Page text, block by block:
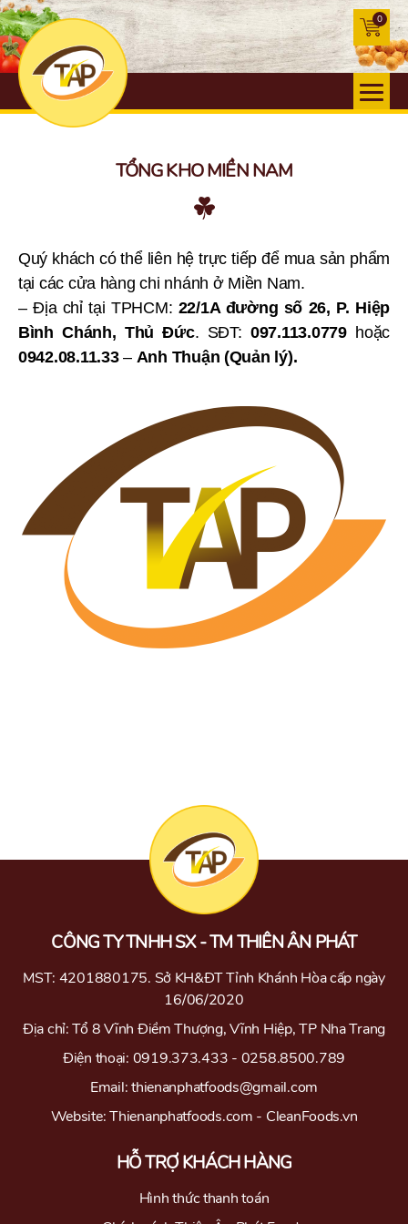
0
TỔNG KHO MIỀN NAM
Quý khách có thể liên hệ trực tiếp để mua sản phẩm
tại các cửa hàng chi nhánh ở Miền Nam.
– Địa chỉ tại TPHCM: 22/1A đường số 26, P. Hiệp
Bình Chánh, Thủ Đức. SĐT: 097.113.0779hoặc
0942.08.11.33– Anh Thuận (Quản lý).
CÔNG TY TNHH SX - TM THIÊN ÂN PHÁT
MST: 4201880175. Sở KH&ĐT Tỉnh Khánh Hòa cấp ngày
16/06/2020
Địa chỉ: Tổ 8 Vĩnh Điềm Thượng, Vĩnh Hiệp, TP Nha Trang
Điện thoại: 0919.373.433 - 0258.8500.789
Email: thienanphatfoods@gmail.com
Website: Thienanphatfoods.com - CleanFoods.vn
HỖ TRỢ KHÁCH HÀNG
Hình thức thanh toán